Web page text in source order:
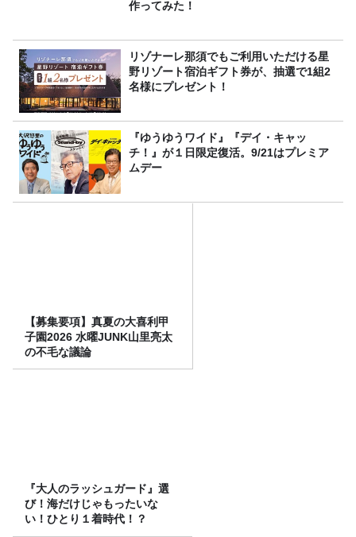
作ってみた！
リゾナーレ那須でもご利用いただける星
野リゾート宿泊ギフト券が、抽選で1組2
名様にプレゼント！
『ゆうゆうワイド』『デイ・キャッ
チ！』が１日限定復活。9/21はプレミア
ムデー
【募集要項】真夏の大喜利甲
子園2026 水曜JUNK山里亮太
の不毛な議論
『大人のラッシュガード』選
び！海だけじゃもったいな
い！ひとり１着時代！？